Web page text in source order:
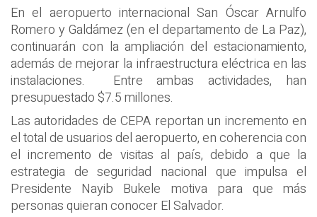
En el aeropuerto internacional San Óscar Arnulfo
Romero y Galdámez (en el departamento de La Paz),
continuarán con la ampliación del estacionamiento,
además de mejorar la infraestructura eléctrica en las
instalaciones. Entre ambas actividades, han
presupuestado $7.5 millones.
Las autoridades de CEPA reportan un incremento en
el total de usuarios del aeropuerto, en coherencia con
el incremento de visitas al país, debido a que la
estrategia de seguridad nacional que impulsa el
Presidente Nayib Bukele motiva para que más
personas quieran conocer El Salvador.